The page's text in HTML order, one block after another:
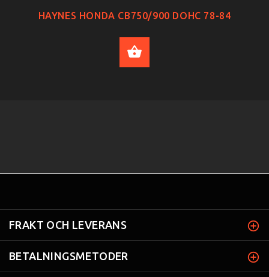
HAYNES HONDA CB750/900 DOHC 78-84
FRAKT OCH LEVERANS
BETALNINGSMETODER